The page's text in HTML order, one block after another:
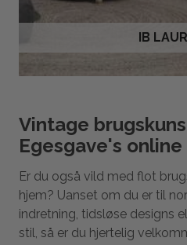
IB
Vintage
Egesgave's online
Er du også vild med flot
hjem? Uanset om du er til
indretning, tidsløse designs
stil, så er du hjertelig